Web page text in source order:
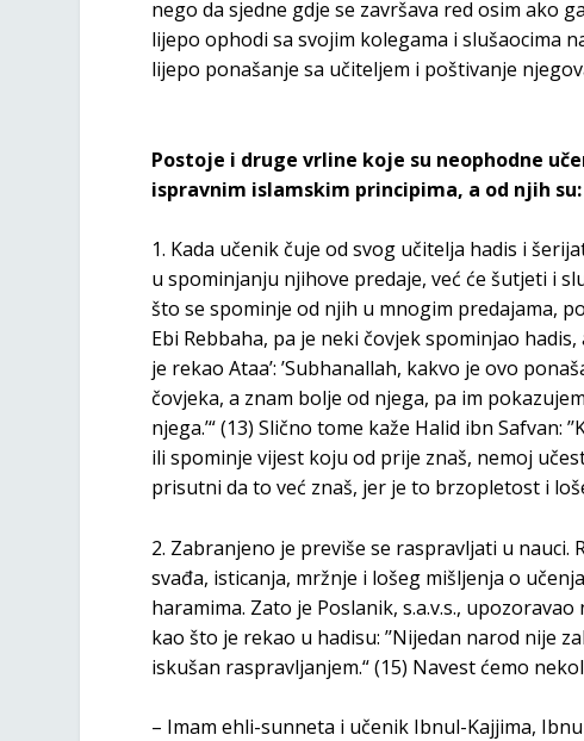
nego da sjedne gdje se završava red osim ako
lijepo ophodi sa svojim kolegama i slušaocima
lijepo ponašanje sa učiteljem i poštivanje
Postoje i druge vrline koje su neophodne
ispravnim islamskim principima, a od njih su:
1. Kada učenik čuje od svog učitelja hadis i
u spominjanju njihove predaje, već će šutjeti i
što se spominje od njih u mnogim predajama,
Ebi Rebbaha, pa je neki čovjek spominjao
je rekao Ataa’: ’Subhanallah, kakvo je ovo
čovjeka, a znam bolje od njega, pa im
njega.’“ (13) Slično tome kaže Halid ibn Safvan:
ili spominje vijest koju od prije znaš, nemoj
prisutni da to već znaš, jer je to brzopletost i
2. Zabranjeno je previše se raspravljati u nauci.
svađa, isticanja, mržnje i lošeg mišljenja o
haramima. Zato je Poslanik, s.a.v.s.,
kao što je rekao u hadisu: ’’Nijedan narod nije
iskušan raspravljanjem.“ (15) Navest ćemo
– Imam ehli-sunneta i učenik Ibnul-Kajjima,